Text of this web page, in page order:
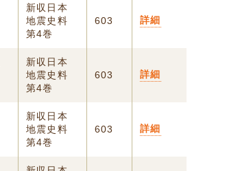
新収日本
地震史料
第4巻
603 詳細
新収日本
地震史料
第4巻
603 詳細
新収日本
地震史料
第4巻
603 詳細